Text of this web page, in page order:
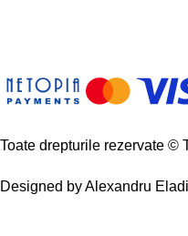
Toate drepturile rezervate ©
Designed byAlexandru Eladi